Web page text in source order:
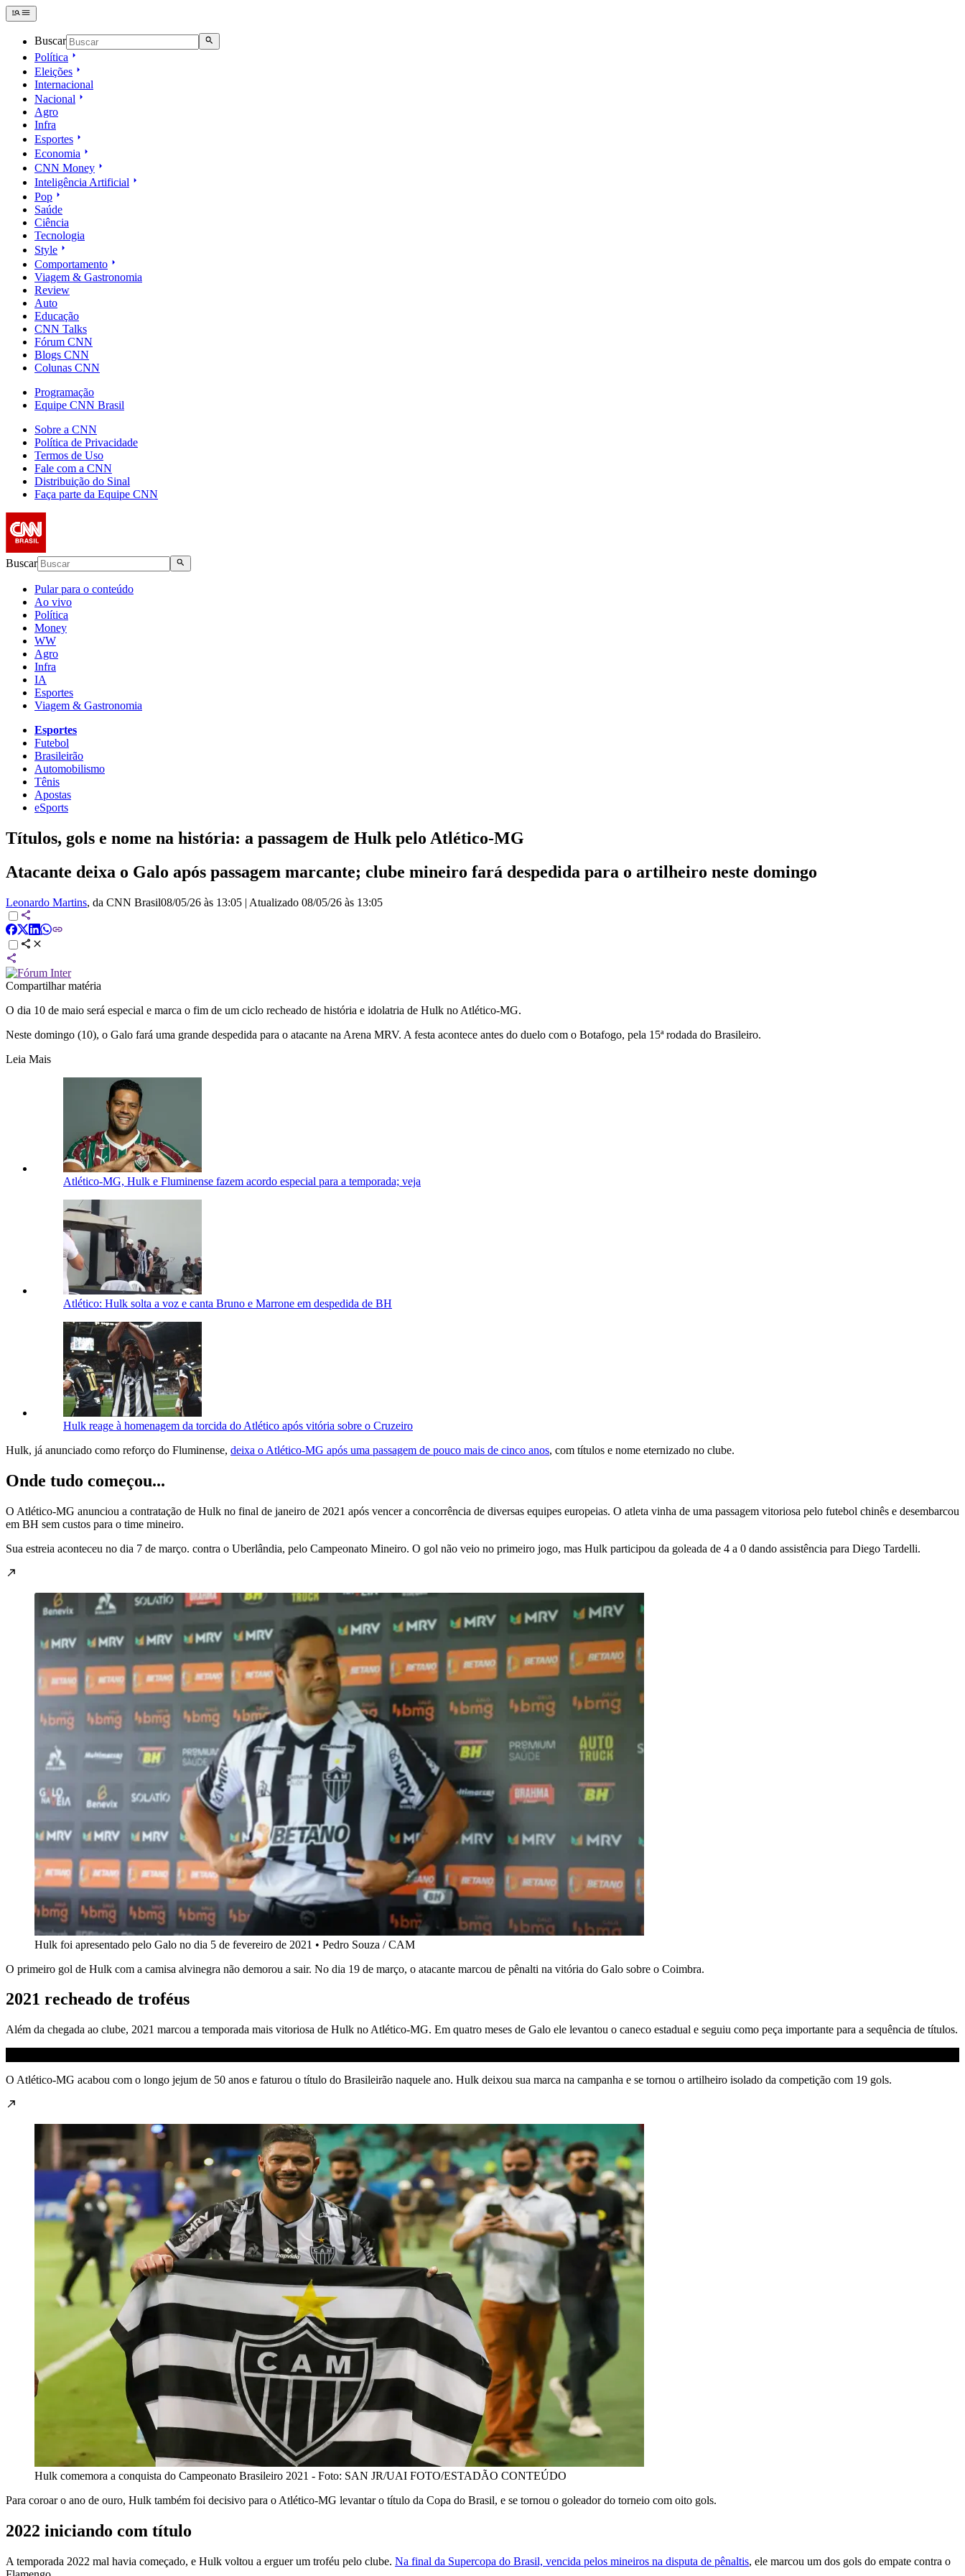
Buscar
Política
Eleições
Internacional
Nacional
Agro
Infra
Esportes
Economia
CNN Money
Inteligência Artificial
Pop
Saúde
Ciência
Tecnologia
Style
Comportamento
Viagem & Gastronomia
Review
Auto
Educação
CNN Talks
Fórum CNN
Blogs CNN
Colunas CNN
Programação
Equipe CNN Brasil
Sobre a CNN
Política de Privacidade
Termos de Uso
Fale com a CNN
Distribuição do Sinal
Faça parte da Equipe CNN
Buscar
Pular para o conteúdo
Ao vivo
Política
Money
WW
Agro
Infra
IA
Esportes
Viagem & Gastronomia
Esportes
Futebol
Brasileirão
Automobilismo
Tênis
Apostas
eSports
Títulos, gols e nome na história: a passagem de Hulk pelo Atlético-MG
Atacante deixa o Galo após passagem marcante; clube mineiro fará despedida para o artilheiro neste domingo
Leonardo Martins, da CNN Brasil08/05/26 às 13:05 | Atualizado 08/05/26 às 13:05
Compartilhar matéria
O dia 10 de maio será especial e marca o fim de um ciclo recheado de história e idolatria de Hulk no Atlético-MG.
Neste domingo (10), o Galo fará uma grande despedida para o atacante na Arena MRV. A festa acontece antes do duelo com o Botafogo, pela 15ª rodada do Brasileiro.
Leia Mais
Atlético-MG, Hulk e Fluminense fazem acordo especial para a temporada; veja
Atlético: Hulk solta a voz e canta Bruno e Marrone em despedida de BH
Hulk reage à homenagem da torcida do Atlético após vitória sobre o Cruzeiro
Hulk, já anunciado como reforço do Fluminense, deixa o Atlético-MG após uma passagem de pouco mais de cinco anos, com títulos e nome eternizado no clube.
Onde tudo começou...
O Atlético-MG anunciou a contratação de Hulk no final de janeiro de 2021 após vencer a concorrência de diversas equipes europeias. O atleta vinha de uma passagem vitoriosa pelo futebol chinês e desembarcou
em BH sem custos para o time mineiro.
Sua estreia aconteceu no dia 7 de março. contra o Uberlândia, pelo Campeonato Mineiro. O gol não veio no primeiro jogo, mas Hulk participou da goleada de 4 a 0 dando assistência para Diego Tardelli.
Hulk foi apresentado pelo Galo no dia 5 de fevereiro de 2021 • Pedro Souza / CAM
O primeiro gol de Hulk com a camisa alvinegra não demorou a sair. No dia 19 de março, o atacante marcou de pênalti na vitória do Galo sobre o Coimbra.
2021 recheado de troféus
Além da chegada ao clube, 2021 marcou a temporada mais vitoriosa de Hulk no Atlético-MG. Em quatro meses de Galo ele levantou o caneco estadual e seguiu como peça importante para a sequência de títulos.
O Atlético-MG acabou com o longo jejum de 50 anos e faturou o título do Brasileirão naquele ano. Hulk deixou sua marca na campanha e se tornou o artilheiro isolado da competição com 19 gols.
Hulk comemora a conquista do Campeonato Brasileiro 2021 - Foto: SAN JR/UAI FOTO/ESTADÃO CONTEÚDO
Para coroar o ano de ouro, Hulk também foi decisivo para o Atlético-MG levantar o título da Copa do Brasil, e se tornou o goleador do torneio com oito gols.
2022 iniciando com título
A temporada 2022 mal havia começado, e Hulk voltou a erguer um troféu pelo clube. Na final da Supercopa do Brasil, vencida pelos mineiros na disputa de pênaltis, ele marcou um dos gols do empate contra o